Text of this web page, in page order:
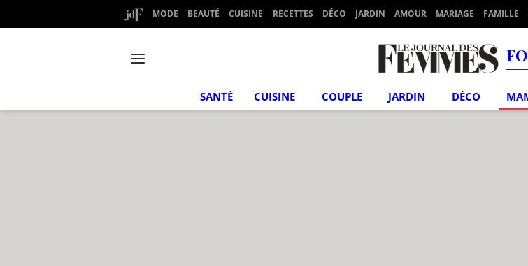
MODE BEAUTÉ CUISINE RECETTES DÉCO JARDIN AMOUR MARIAGE FAMILLE
SANTÉ CUISINE COUPLE JARDIN DÉCO